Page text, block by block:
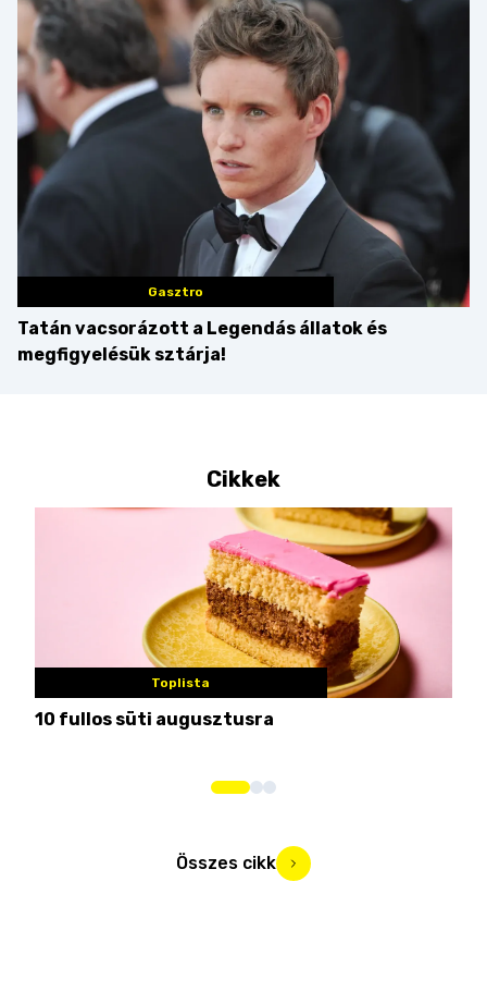
Balaton déli partját
Gasztro
Tatán vacsorázott a Legendás állatok és
megfigyelésük sztárja!
Cikkek
Toplista
10 fullos süti augusztusra
Összes cikk